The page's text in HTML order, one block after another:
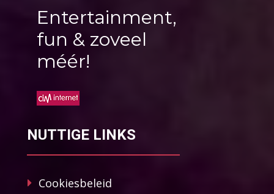
Entertainment,
fun & zoveel
méér!
NUTTIGE LINKS
Cookiesbeleid